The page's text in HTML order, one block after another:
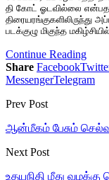
தி கோட் ஓடவில்லை
திரையரங்குகளிலிருந்து
படக்குழு மிகுந்த
Continue Reading
Share Facebook
MessengerTelegram
Prev Post
ஆன்மீகம் பேசும்
Next Post
உதயநிதி மீது